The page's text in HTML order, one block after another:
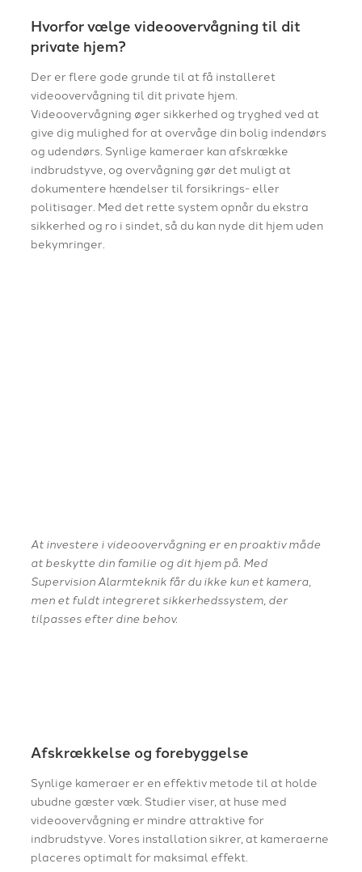
Hvorfor vælge videoovervågning til dit
private hjem?
Der er flere gode grunde til at få installeret
videoovervågning til dit private hjem.
Videoovervågning øger sikkerhed og tryghed ved at
give dig mulighed for at overvåge din bolig indendørs
og udendørs. Synlige kameraer kan afskrække
indbrudstyve, og overvågning gør det muligt at
dokumentere hændelser til forsikrings- eller
politisager. Med det rette system opnår du ekstra
sikkerhed og ro i sindet, så du kan nyde dit hjem uden
bekymringer.
At investere i videoovervågning er en proaktiv måde
at beskytte din familie og dit hjem på. Med
Supervision Alarmteknik får du ikke kun et kamera,
men et fuldt integreret sikkerhedssystem, der
tilpasses efter dine behov.
Afskrækkelse og forebyggelse
Synlige kameraer er en effektiv metode til at holde
ubudne gæster væk. Studier viser, at huse med
videoovervågning er mindre attraktive for
indbrudstyve. Vores installation sikrer, at kameraerne
placeres optimalt for maksimal effekt.